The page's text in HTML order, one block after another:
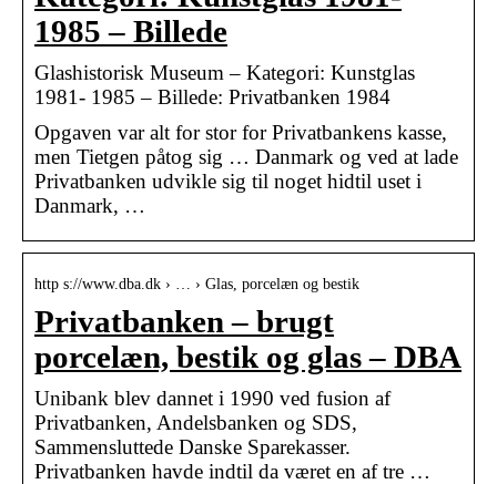
1985 – Billede
Glashistorisk Museum – Kategori: Kunstglas
1981- 1985 – Billede: Privatbanken 1984
Opgaven var alt for stor for Privatbankens kasse,
men Tietgen påtog sig … Danmark og ved at lade
Privatbanken udvikle sig til noget hidtil uset i
Danmark, …
http s://www.dba.dk › … › Glas, porcelæn og bestik
Privatbanken – brugt
porcelæn, bestik og glas – DBA
Unibank blev dannet i 1990 ved fusion af
Privatbanken, Andelsbanken og SDS,
Sammensluttede Danske Sparekasser.
Privatbanken havde indtil da været en af tre …